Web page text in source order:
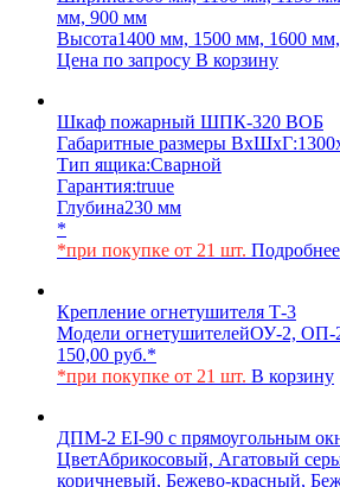
мм, 900 мм
Высота1400 мм, 1500 мм, 1600
Цена по запросу В корзину
Шкаф пожарный ШПК-320 ВОБ
Габаритные размеры ВхШхГ:
Тип ящика:Сварной
Гарантия:truue
Глубина230 мм
*
*при покупке от 21 шт. Подробнее
Крепление огнетушителя Т-3
Модели огнетушителейОУ-2, ОП-
150,00 руб.*
*при покупке от 21 шт. В корзину
ДПМ-2 EI-90 с прямоугольным
ЦветАбрикосовый, Агатовый
коричневый, Бежево-красный,